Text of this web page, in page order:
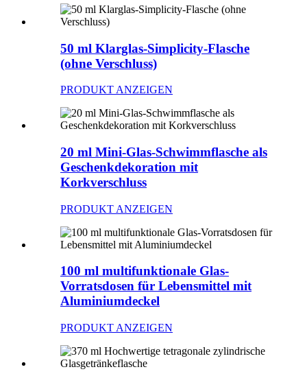
50 ml Klarglas-Simplicity-Flasche
(ohne Verschluss)
PRODUKT ANZEIGEN
20 ml Mini-Glas-Schwimmflasche als
Geschenkdekoration mit
Korkverschluss
PRODUKT ANZEIGEN
100 ml multifunktionale Glas-
Vorratsdosen für Lebensmittel mit
Aluminiumdeckel
PRODUKT ANZEIGEN